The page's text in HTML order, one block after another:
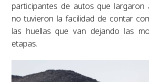
participantes de autos que largaron
no tuvieron la facilidad de contar
las huellas que van dejando las
etapas.